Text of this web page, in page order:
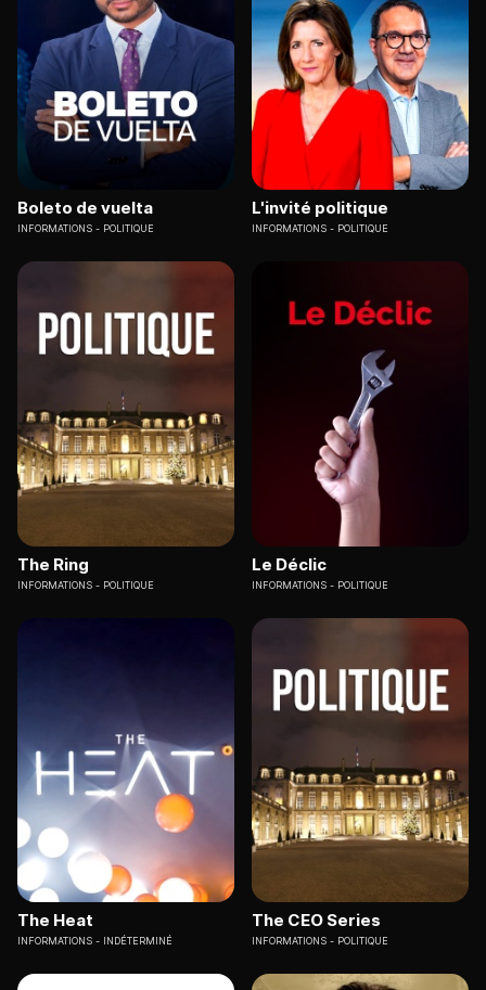
Boleto de vuelta
INFORMATIONS POLITIQUE
L'invité politique
INFORMATIONS POLITIQUE
The Ring
INFORMATIONS POLITIQUE
Le Déclic
INFORMATIONS POLITIQUE
The Heat
INFORMATIONS INDÉTERMINÉ
The CEO Series
INFORMATIONS POLITIQUE